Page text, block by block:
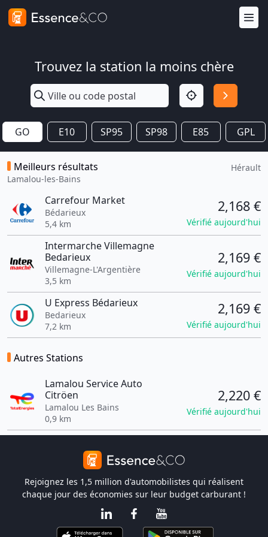
Trouvez la station la moins chère
GO E10 SP95 SP98 E85 GPL
Meilleurs résultats
Lamalou-les-Bains
Hérault
Carrefour Market
Bédarieux
5,4 km
2,168 €
Vérifié aujourd'hui
Intermarche Villemagne
Bedarieux
Villemagne-L'Argentière
3,5 km
2,169 €
Vérifié aujourd'hui
U Express Bédarieux
Bedarieux
7,2 km
2,169 €
Vérifié aujourd'hui
Autres Stations
Lamalou Service Auto
Citröen
Lamalou Les Bains
0,9 km
2,220 €
Vérifié aujourd'hui
Rejoignez les 1,5 million d'automobilistes qui réalisent
chaque jour des économies sur leur budget carburant !